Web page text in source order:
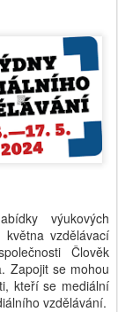
výukových
vzdělávací
Člověk
Zapojit se mohou
kteří se mediální
vzdělávání.